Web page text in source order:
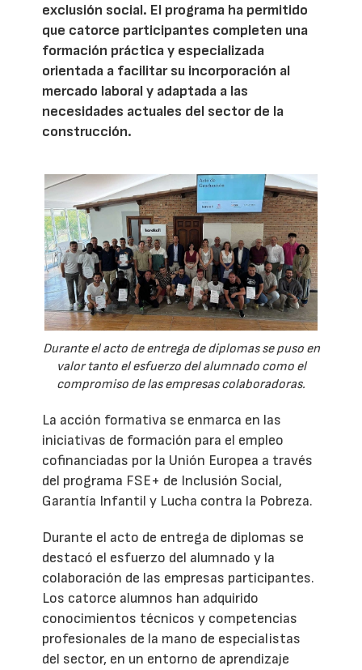
exclusión social. El programa ha permitido
que catorce participantes completen una
formación práctica y especializada
orientada a facilitar su incorporación al
mercado laboral y adaptada a las
necesidades actuales del sector de la
construcción.
Durante el acto de entrega de diplomas se puso en
valor tanto el esfuerzo del alumnado como el
compromiso de las empresas colaboradoras.
La acción formativa se enmarca en las
iniciativas de formación para el empleo
cofinanciadas por la Unión Europea a través
del programa FSE+ de Inclusión Social,
Garantía Infantil y Lucha contra la Pobreza.
Durante el acto de entrega de diplomas se
destacó el esfuerzo del alumnado y la
colaboración de las empresas participantes.
Los catorce alumnos han adquirido
conocimientos técnicos y competencias
profesionales de la mano de especialistas
del sector, en un entorno de aprendizaje